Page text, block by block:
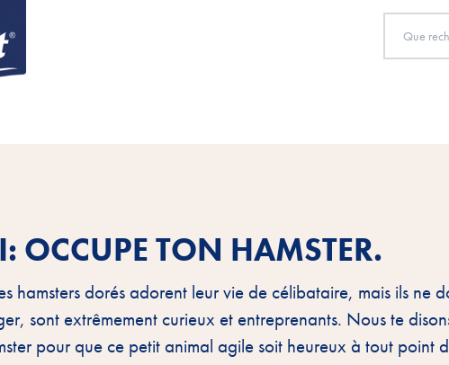
OCCUPE TON HAMSTER.
hamsters dorés adorent leur vie de célibataire, mais ils ne
sont extrêmement curieux et entreprenants. Nous te
pour que ce petit animal agile soit heureux à tout point